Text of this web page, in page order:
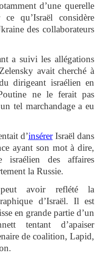
d’une querelle
qu’Israël considère
des collaborateurs
a suivi les allégations
avait cherché à
dirigeant israélien en
ne le ferait pas
tel marchandage a eu
d’insérerIsraël dans
ayant son mot à dire,
des affaires
la Russie.
avoir reflété la
d’Israël. Il est
en grande partie d’un
tentant d’apaiser
de coalition, Lapid,